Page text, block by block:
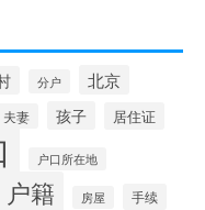
分户 北京
夫妻 孩子 居住证
户口所在地
户籍 房屋 手续